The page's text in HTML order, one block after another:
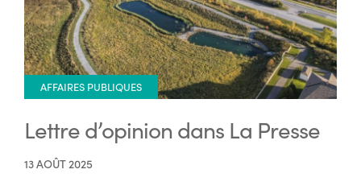
AFFAIRES PUBLIQUES
Lettre d’opinion dans La Presse
13 AOÛT 2025